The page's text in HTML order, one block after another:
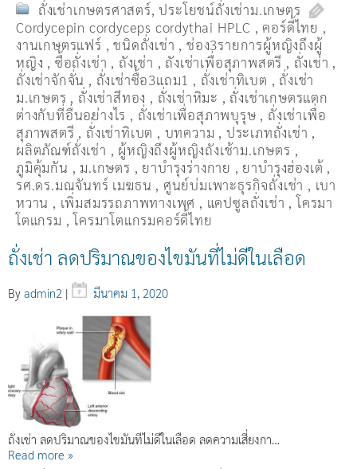
ถั่งเช่าเกษตรศาสตร์,ประโยชน์ถั่งเช่าม.เกษตร
Cordycepin cordyceps cordythai HPLC , คอร์ดี้ไทย ,
งานเกษตรแฟร์ ,ชนิดถั่งเช่า ,ช่อง3รายการผู้หญิงถึงผู้
หญิง , ซื้อถั่งเช่า , ถังเช่า , ถังเช่าเพื่อสุภาพสตรี , ถั่งเช่า ,
ถั่งเช่าจักจั่น , ถั่งเช่าซื้อ3แถม1 , ถั่งเช่าทิเบต , ถั่งเช่า
ม.เกษตร , ถั่งเช่าสีทอง , ถั่งเช่าหิมะ , ถั่งเช่าเกษตรแตก
ต่างกับที่อื่นอย่างไร , ถั่งเช่าเพื่อสุภาพบุรุษ , ถั่งเช่าเพื่อ
สุภาพสตรี , ถั่่งเช่าทิเบต , บทความ , ประเภทถั่งเช่า ,
ผลิตภัณฑ์ถั่งเช่า , ผู้หญิงถึงผู้หญิงถังเช้าม.เกษตร ,
ภูมิคุ้มกัน ,ม.เกษตร , ยาบำรุงร่างกาย , ยาบำรุงฮ่องเต้ ,
รศ.ดร.มณจันทร์ เมฆธน , ศูนย์บ่มเพาะธุรกิจถั่งเช่า , เบา
หวาน , เพิ่มสมรรถภาพทางเพศ , แคปซูลถั่งเช่า ,โครมา
โตแกรม ,โครมาโตแกรมคอร์ดี้ไทย
ถั่งเช่า ลดปริมาณของไขมันที่ไม่ดีในเลือด
By admin2 | มีนาคม 1, 2020
ถั่งเช่า ลดปริมาณของไขมันที่ไม่ดีในเลือด ลดความเสี่ยงกา…
Read more »